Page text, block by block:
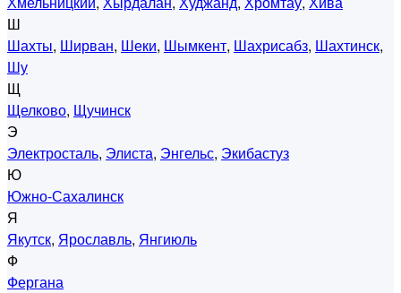
Ш
Шахты, Ширван, Шеки, Шымкент, Шахрисабз, Шахтинск,
Шу
Щ
Щелково, Щучинск
Э
Электросталь, Элиста, Энгельс, Экибастуз
Ю
Южно-Сахалинск
Я
Якутск, Ярославль, Янгиюль
Ф
Фергана